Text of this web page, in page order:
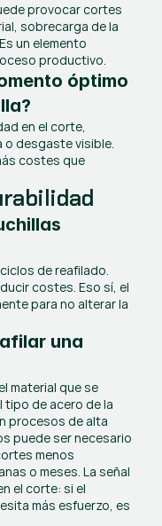
provocar cortes
sobrecarga de la
un elemento
productivo.
óptimo
en el corte,
o desgaste visible.
costes que
de reafilado.
costes. Eso sí, el
para no alterar la
una
material que se
tipo de acero de la
procesos de alta
puede ser necesario
menos
o meses. La señal
el corte: si el
más esfuerzo, es